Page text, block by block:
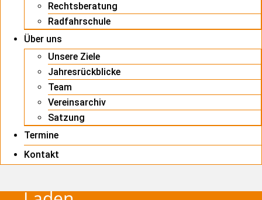
Rechtsberatung
Radfahrschule
Über uns
Unsere Ziele
Jahresrückblicke
Team
Vereinsarchiv
Satzung
Termine
Kontakt